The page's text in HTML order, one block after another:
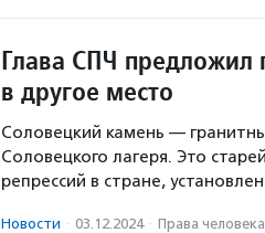
Глава СПЧ предложил
в другое место
Соловецкий камень —
Соловецкого лагеря. Это
репрессий в стране,
Новости · 03.12.2024 · Права человека